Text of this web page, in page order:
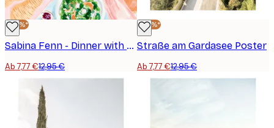
-40%*
Sabina Fenn - Dinner with Friends Poster
Ab 7,77 €12,95 €
-40%*
Straße am Gardasee Poster
Ab 7,77 €12,95 €